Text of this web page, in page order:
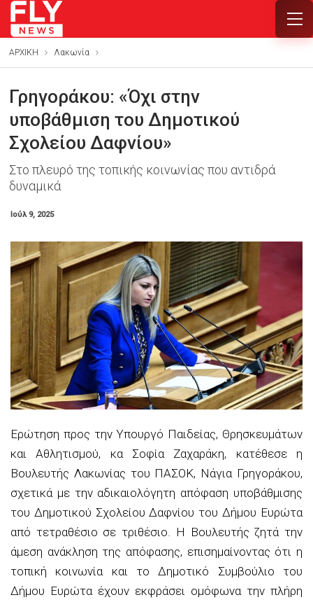
ΑΡΧΙΚΗ Λακωνία
Γρηγοράκου: «Όχι στην
υποβάθμιση του Δημοτικού
Σχολείου Δαφνίου»
Στο πλευρό της τοπικής κοινωνίας που αντιδρά
δυναμικά
Ιούλ 9, 2025
Ερώτηση προς την Υπουργό Παιδείας, Θρησκευμάτων
και Αθλητισμού, κα Σοφία Ζαχαράκη, κατέθεσε η
Βουλευτής Λακωνίας του ΠΑΣΟΚ, Νάγια Γρηγοράκου,
σχετικά με την αδικαιολόγητη απόφαση υποβάθμισης
του Δημοτικού Σχολείου Δαφνίου του Δήμου Ευρώτα
από τετραθέσιο σε τριθέσιο. Η Βουλευτής ζητά την
άμεση ανάκληση της απόφασης, επισημαίνοντας ότι η
τοπική κοινωνία και το Δημοτικό Συμβούλιο του
Δήμου Ευρώτα έχουν εκφράσει ομόφωνα την πλήρη